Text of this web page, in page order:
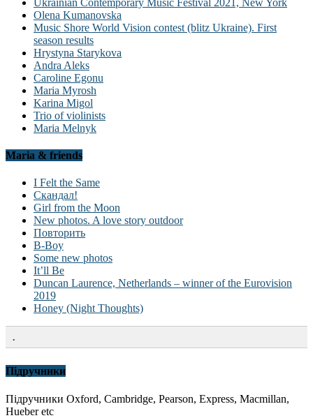
Olena Kumanovska
Music Shore World Vision contest (blitz Ukraine). First
season results
Hrystyna Starykova
Andra Aleks
Caroline Egonu
Maria Myrosh
Karina Migol
Trio of violinists
Maria Melnyk
Maria & friends
I Felt the Same
Скандал!
Girl from the Moon
New photos. A love story outdoor
Повторить
B-Boy
Some new photos
It’ll Be
Duncan Laurence, Netherlands – winner of the Eurovision
2019
Honey (Night Thoughts)
.
Підручники
Підручники Oxford, Cambridge, Pearson, Express, Macmillan,
Hueber etc